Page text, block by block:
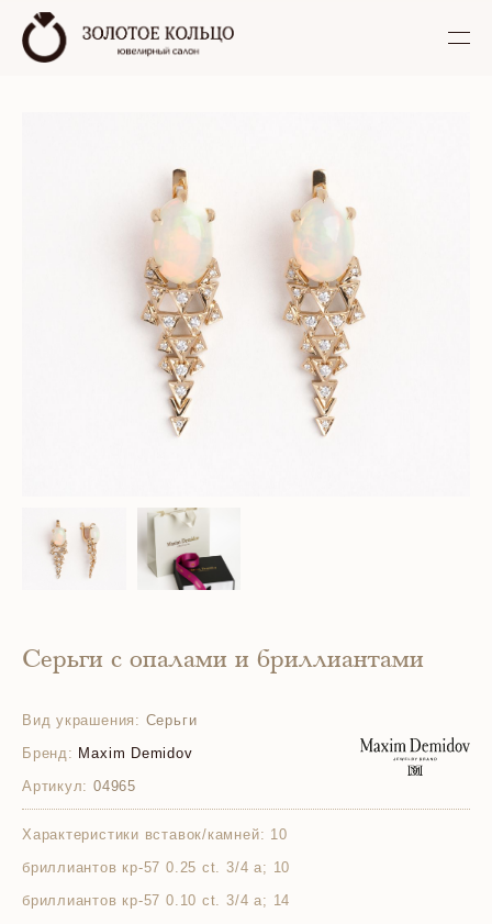
Серьги с опалами и бриллиантами
Вид украшения: Серьги
Бренд: Maxim Demidov
Артикул: 04965
Характеристики вставок/камней: 10
бриллиантов кр-57 0.25 ct. 3/4 а; 10
бриллиантов кр-57 0.10 ct. 3/4 а; 14